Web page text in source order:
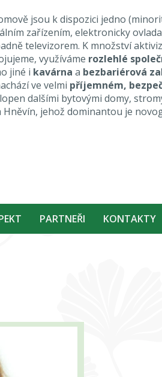
jsou k dispozici jedno
zařízením, elektronicky
televizorem. K množství
využíváme rozlehlé
jiné i kavárna a bezbariérová
ve velmi příjemném,
dalšími bytovými domy,
Hněvín, jehož dominantou je
PARTNEŘI KONTAKTY